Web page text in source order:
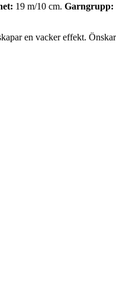
19 m/10 cm. Garngrupp:
en vacker effekt.